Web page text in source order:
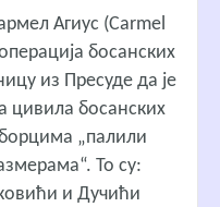
Агиус (Carmel
босанских
из Пресуде да је
цивила босанских
„палили
То су:
и Дучићи